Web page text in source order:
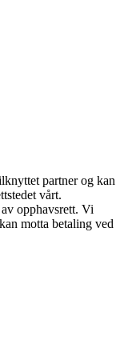
partner og kan
vårt.
opphavsrett. Vi
motta betaling ved